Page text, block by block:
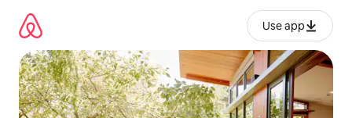
გადასვლა
Use app